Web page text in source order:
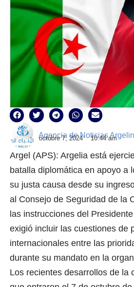
Agencia de Noticias
octubre 7, 2024 10:44 am
Argel (APS): Argelia está
batalla diplomática en apoyo a
su justa causa desde su
al Consejo de Seguridad de la
las instrucciones del
exigió incluir las cuestiones de
internacionales entre las
durante su mandato en la
Los recientes desarrollos de la